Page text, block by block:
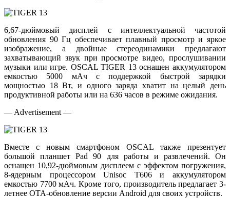
6,67-дюймовый дисплей с интеллектуальной частотой
обновления 90 Гц обеспечивает плавный просмотр и яркое
изображение, а двойные стереодинамики предлагают
захватывающий звук при просмотре видео, прослушивании
музыки или игре. OSCAL TIGER 13 оснащен аккумулятором
емкостью 5000 мАч с поддержкой быстрой зарядки
мощностью 18 Вт, и одного заряда хватит на целый день
продуктивной работы или на 636 часов в режиме ожидания.
— Advertisement —
Вместе с новым смартфоном OSCAL также презентует
большой планшет Pad 90 для работы и развлечений. Он
оснащен 10,92-дюймовым дисплеем с эффектом погружения,
8-ядерным процессором Unisoc T606 и аккумулятором
емкостью 7700 мАч. Кроме того, производитель предлагает 3-
летнее OTA-обновление версии Android для своих устройств.